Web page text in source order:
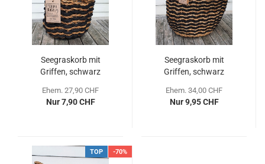
Seegraskorb mit
Griffen, schwarz
Ehem. 27,90 CHF
Nur 7,90 CHF
Seegraskorb mit
Griffen, schwarz
Ehem. 34,00 CHF
Nur 9,95 CHF
TOP -70%